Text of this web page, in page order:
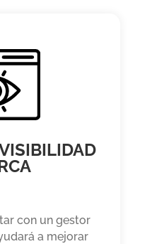
con un gestor
a mejorar